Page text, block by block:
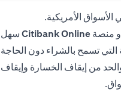
الأمريكية.
منصة Citibank Online سهل
تسمح بالشراء دون الحاجة
من إيقاف الخسارة